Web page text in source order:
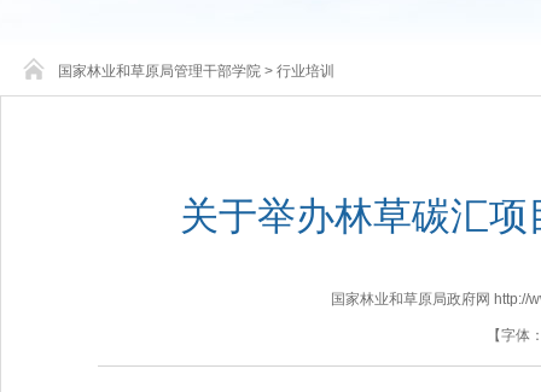
国家林业和草原局管理干部学院 > 行业培训
关于举办林草碳汇
国家林业和草原局政府网 http://
【字体